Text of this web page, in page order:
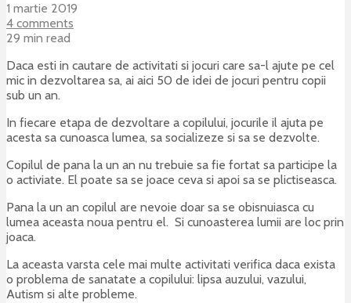
1 martie 2019
4 comments
29 min read
Daca esti in cautare de activitati si jocuri care sa-l ajute pe cel
mic in dezvoltarea sa, ai aici 50 de idei de jocuri pentru copii
sub un an.
In fiecare etapa de dezvoltare a copilului, jocurile il ajuta pe
acesta sa cunoasca lumea, sa socializeze si sa se dezvolte.
Copilul de pana la un an nu trebuie sa fie fortat sa participe la
o activiate. El poate sa se joace ceva si apoi sa se plictiseasca.
Pana la un an copilul are nevoie doar sa se obisnuiasca cu
lumea aceasta noua pentru el. Si cunoasterea lumii are loc prin
joaca.
La aceasta varsta cele mai multe activitati verifica daca exista
o problema de sanatate a copilului: lipsa auzului, vazului,
Autism si alte probleme.